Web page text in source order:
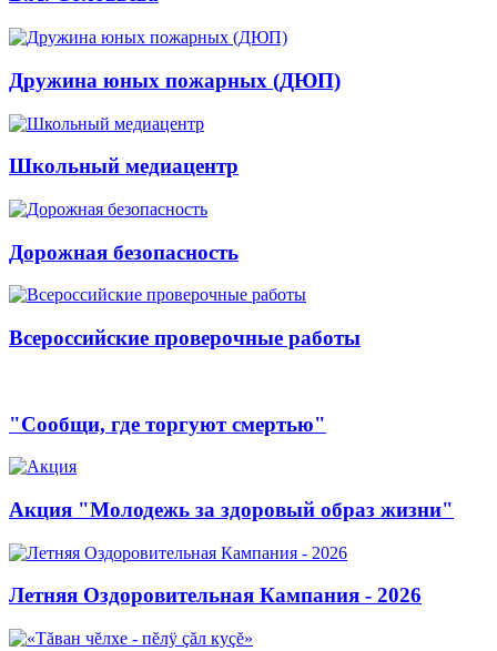
Дружина юных пожарных (ДЮП)
Школьный медиацентр
Дорожная безопасность
Всероссийские проверочные работы
"Сообщи, где торгуют смертью"
Акция "Молодежь за здоровый образ жизни"
Летняя Оздоровительная Кампания - 2026